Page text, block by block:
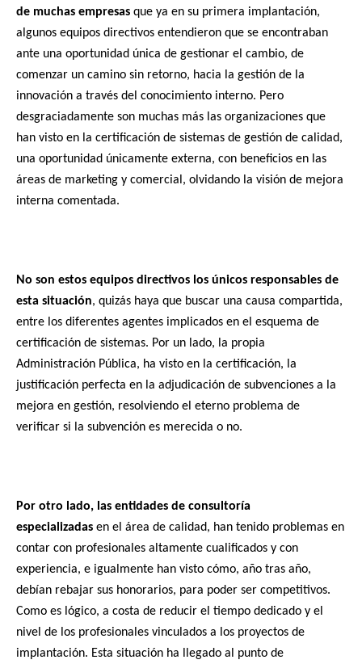
de muchas empresas que ya en su primera implantación,
algunos equipos directivos entendieron que se encontraban
ante una oportunidad única de gestionar el cambio, de
comenzar un camino sin retorno, hacia la gestión de la
innovación a través del conocimiento interno. Pero
desgraciadamente son muchas más las organizaciones que
han visto en la certificación de sistemas de gestión de calidad,
una oportunidad únicamente externa, con beneficios en las
áreas de marketing y comercial, olvidando la visión de mejora
interna comentada.
No son estos equipos directivos los únicos responsables de
esta situación, quizás haya que buscar una causa compartida,
entre los diferentes agentes implicados en el esquema de
certificación de sistemas. Por un lado, la propia
Administración Pública, ha visto en la certificación, la
justificación perfecta en la adjudicación de subvenciones a la
mejora en gestión, resolviendo el eterno problema de
verificar si la subvención es merecida o no.
Por otro lado, las entidades de consultoría
especializadas en el área de calidad, han tenido problemas en
contar con profesionales altamente cualificados y con
experiencia, e igualmente han visto cómo, año tras año,
debían rebajar sus honorarios, para poder ser competitivos.
Como es lógico, a costa de reducir el tiempo dedicado y el
nivel de los profesionales vinculados a los proyectos de
implantación. Esta situación ha llegado al punto de